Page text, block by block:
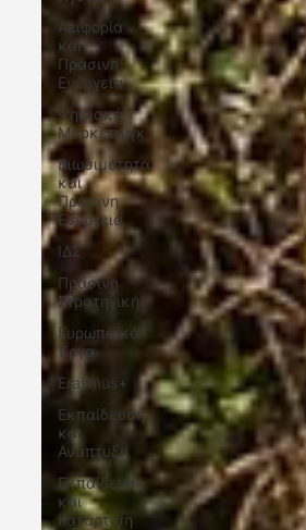
Αειφορία
και
Πράσινη
Ενέργεια
Ψηφιακό
Μάρκετινγκ
Βιωσιμότητα
και
Πράσινη
Ενέργεια
ΙΔΣ
Πράσινη
Στρατηγική
Ευρωπαϊκά
Έργα
Erasmus+
Εκπαίδευση
και
Ανάπτυξη
Εκπαίδευση
και
Κατάρτιση